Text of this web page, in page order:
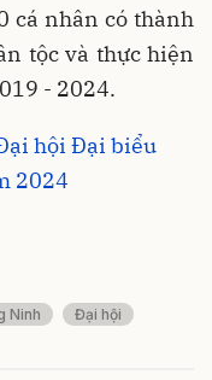
cá nhân có thành
tộc và thực hiện
- 2024.
hội Đại biểu
2024
Ninh Đại hội